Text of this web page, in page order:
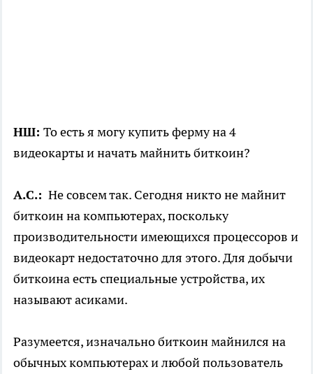
НШ: То есть я могу купить ферму на 4
видеокарты и начать майнить биткоин?
А.С.: Не совсем так. Сегодня никто не майнит
биткоин на компьютерах, поскольку
производительности имеющихся процессоров и
видеокарт недостаточно для этого. Для добычи
биткоина есть специальные устройства, их
называют асиками.
Разумеется, изначально биткоин майнился на
обычных компьютерах и любой пользователь